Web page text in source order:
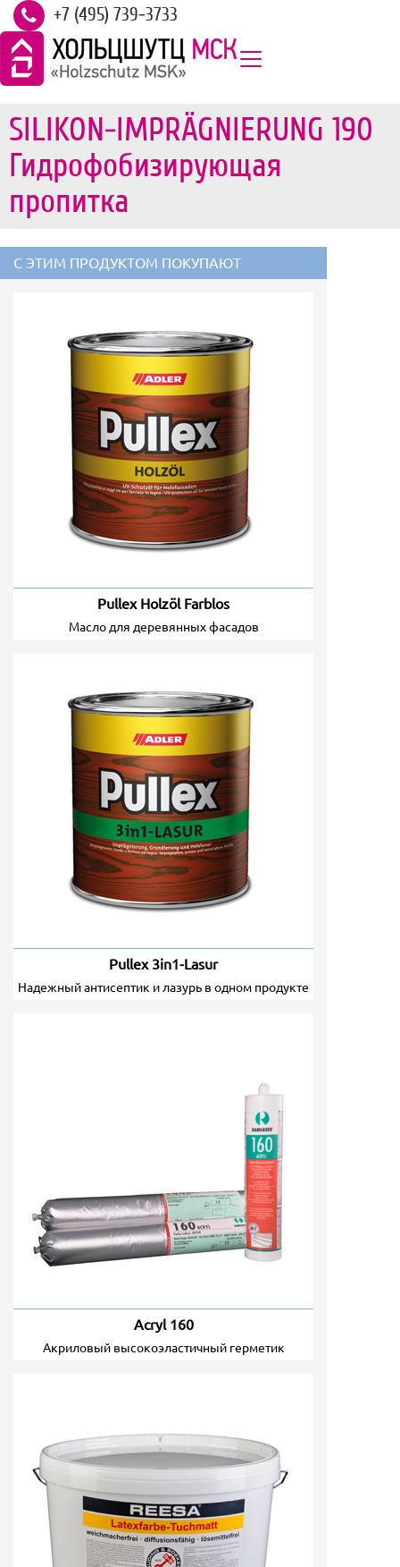
+7 (495) 739-3733
SILIKON-IMPRÄGNIERUNG 190
Гидрофобизирующая
пропитка
С ЭТИМ ПРОДУКТОМ ПОКУПАЮТ
Pullex Holzöl Farblos
масло для деревянных фасадов
Pullex 3in1-Lasur
надежный антисептик и лазурь в одном продукте
Acryl 160
акриловый высокоэластичный герметик